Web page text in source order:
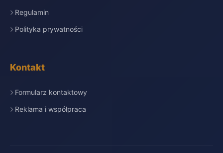
Regulamin
Polityka prywatności
Kontakt
Formularz kontaktowy
Reklama i współpraca